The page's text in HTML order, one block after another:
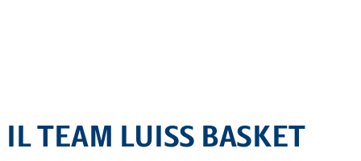
IL TEAM LUISS BASKET